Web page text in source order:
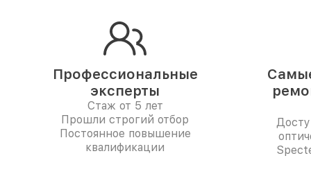
Профессиональные
эксперты
Стаж от 5 лет
Прошли строгий отбор
Постоянное повышение
квалификации